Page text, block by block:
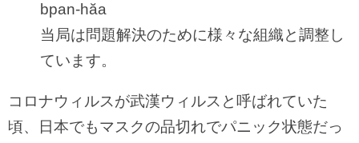
bpan-hăa
当局は問題解決のために様々な組織と調整し
ています。
コロナウィルスが武漢ウィルスと呼ばれていた
頃、日本でもマスクの品切れでパニック状態だっ